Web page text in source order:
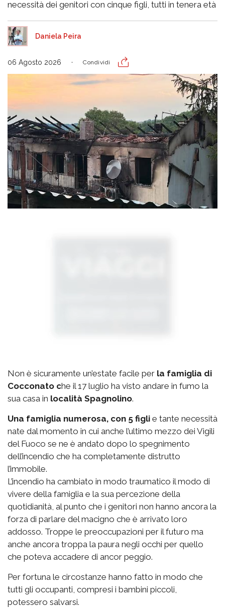
necessità dei genitori con cinque figli, tutti in tenera età
Daniela Peira
06 Agosto 2026 Condividi
Non è sicuramente un’estate facile per la famiglia di
Cocconato che il 17 luglio ha visto andare in fumo la
sua casa in località Spagnolino.
Una famiglia numerosa, con 5 figli e tante necessità
nate dal momento in cui anche l’ultimo mezzo dei Vigili
del Fuoco se ne è andato dopo lo spegnimento
dell’incendio che ha completamente distrutto
l’immobile.
L’incendio ha cambiato in modo traumatico il modo di
vivere della famiglia e la sua percezione della
quotidianità, al punto che i genitori non hanno ancora la
forza di parlare del macigno che è arrivato loro
addosso. Troppe le preoccupazioni per il futuro ma
anche ancora troppa la paura negli occhi per quello
che poteva accadere di ancor peggio.
Per fortuna le circostanze hanno fatto in modo che
tutti gli occupanti, compresi i bambini piccoli,
potessero salvarsi.